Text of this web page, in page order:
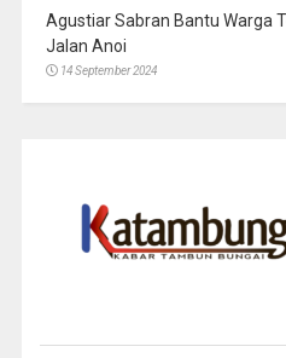
Agustiar Sabran Bantu Warga
Jalan Anoi
14 September 2024